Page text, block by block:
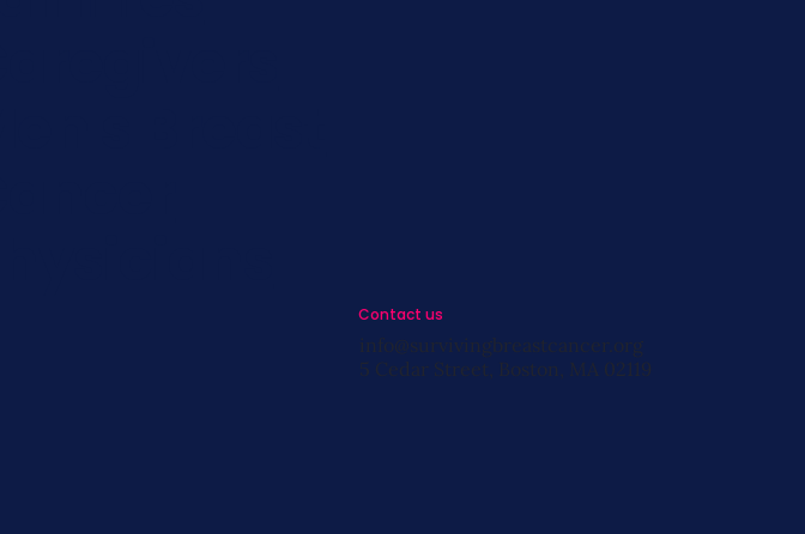
Contact us
info@survivingbreastcancer.org
5 Cedar Street, Boston, MA 02119